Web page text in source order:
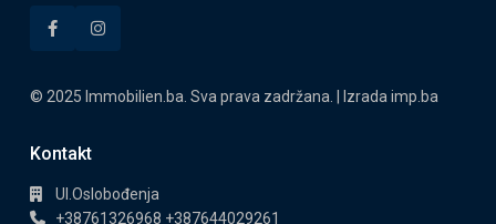
© 2025 Immobilien.ba. Sva prava zadržana. | Izrada imp.ba
Kontakt
Ul.Oslobođenja
+38761326968 +387644029261